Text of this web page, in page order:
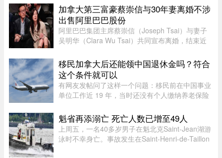
加拿大第三富豪蔡崇信与30年妻离婚不涉
出售阿里巴巴股份
阿里巴巴集团主席蔡崇信（Joseph Tsai）与妻子
吴明华（Clara Wu Tsai）共同宣布离婚，结束近
提下共同做出的决定。目前没有出售任何阿里巴巴
股份的计划，蔡崇信担任阿里 ...
移民加拿大后还能领中国退休金吗？符合
这个条件就可以
有网友发帖问了这样一个问题：移民前在中国事业
单位工作近 19 年，当时还没有个人缴纳养老保险
资格领国内退休金？这个问题戳到了很多中年移民
的痛处。在加拿大生活久了 ...
魁省再添溺亡 死亡人数已增至49人
上周五，一名40多岁男子在魁北克Saint-Jean湖游
泳时不幸身亡。事故发生在Saint-Henri-de-Taillon